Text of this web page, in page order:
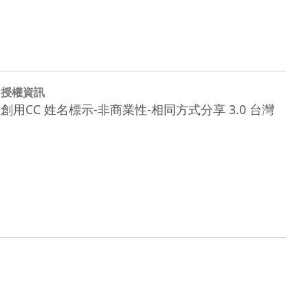
授權資訊
創用CC 姓名標示-非商業性-相同方式分享 3.0 台灣